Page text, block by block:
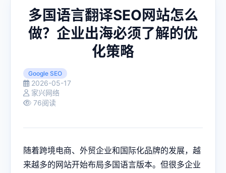
多国语言翻译SEO网站怎么
做？企业出海必须了解的优
化策略
Google SEO
2026-05-17
家兴网络
76阅读
随着跨境电商、外贸企业和国际化品牌的发展，越
来越多的网站开始布局多国语言版本。但很多企业